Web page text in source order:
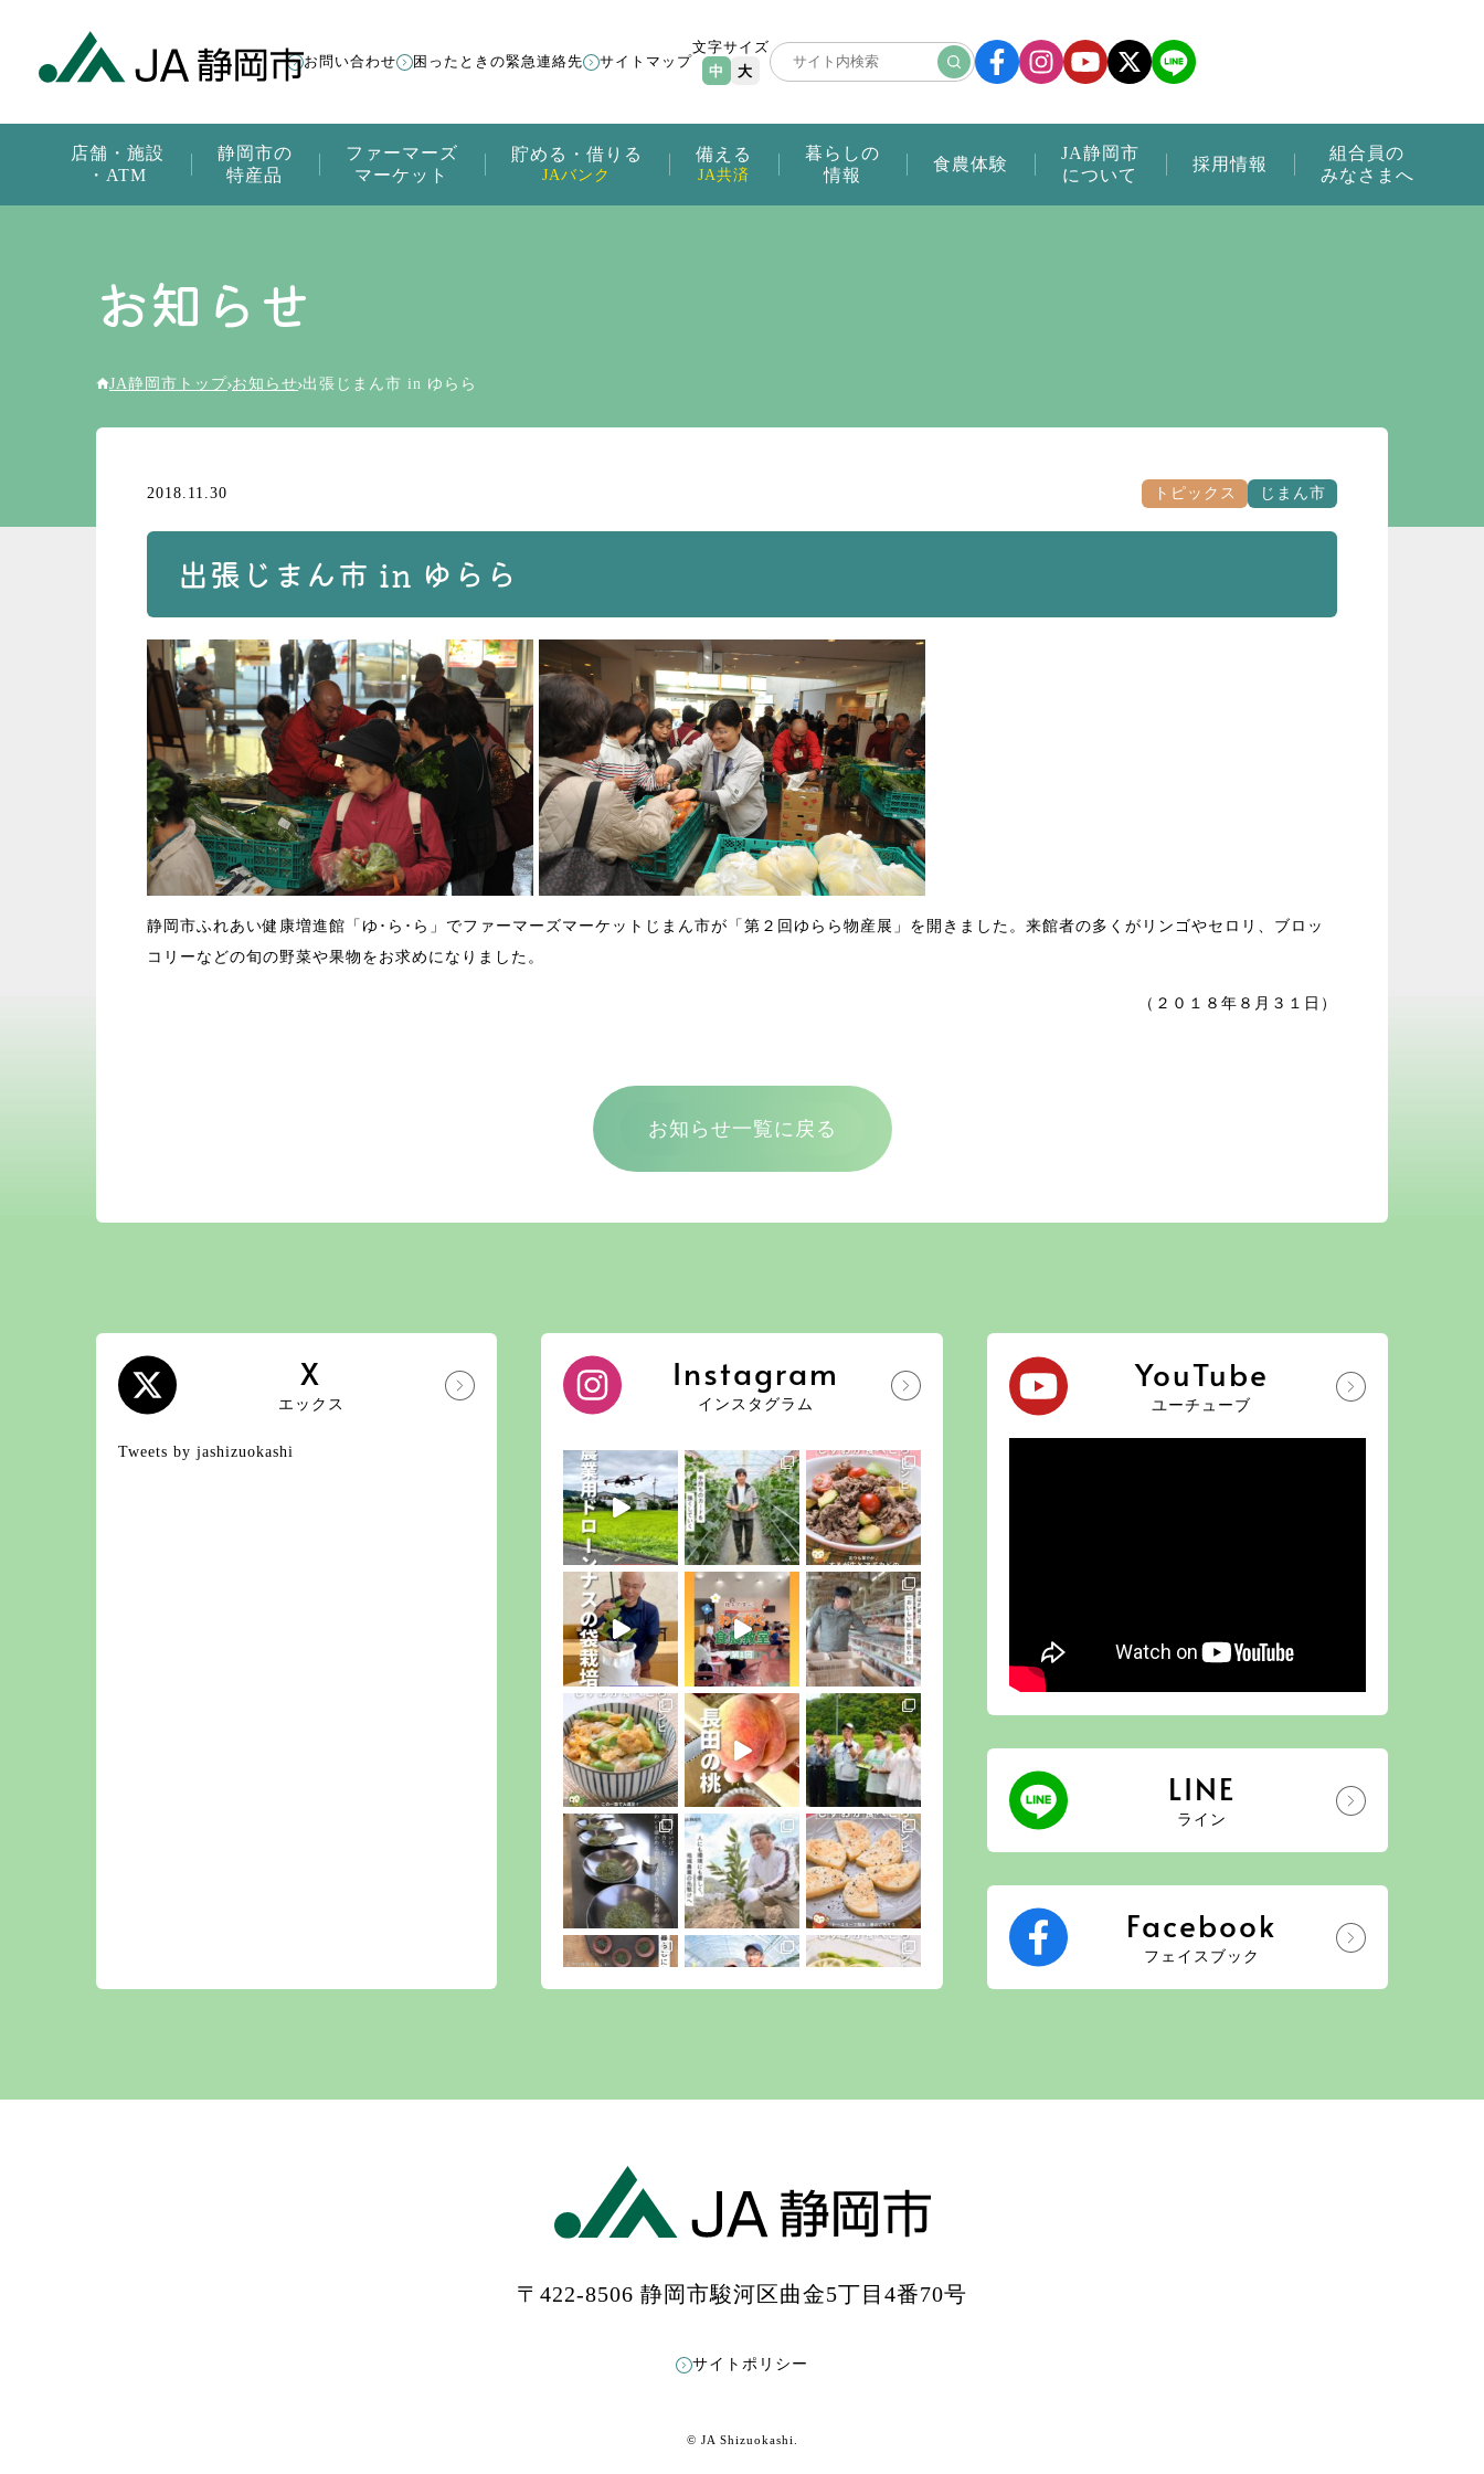
店舗・施設
・ATM
静岡市の
特産品
ファーマーズ
マーケット
貯める・借りる
JAバンク
備える
JA共済
暮らしの
情報
食農体験
JA静岡市
について
採用情報
組合員の
みなさまへ
お問い合わせ 困ったときの緊急連絡先 サイトマップ
文字サイズ
中
大
お知らせ
JA静岡市トップ お知らせ 出張じまん市 in ゆらら
2018.11.30 トピックス じまん市
出張じまん市 in ゆらら
静岡市ふれあい健康増進館「ゆ･ら･ら」でファーマーズマーケットじまん市が「第２回ゆらら物産展」を開きました。来館者の多くがリンゴやセロリ、ブロッ
コリーなどの旬の野菜や果物をお求めになりました。
（２０１８年８月３１日）
お知らせ一覧に戻る
X
エックス
Tweets by jashizuokashi
Instagram
インスタグラム
YouTube
ユーチューブ
LINE
ライン
Facebook
フェイスブック
〒422-8506 静岡市駿河区曲金5丁目4番70号
サイトポリシー
© JA Shizuokashi.